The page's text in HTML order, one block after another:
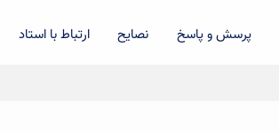
پرسش و پاسخ نصایح ارتباط با استاد